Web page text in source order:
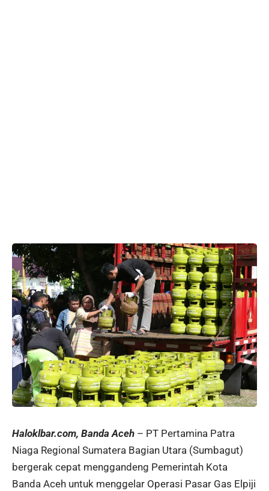
Haloklbar.com, Banda Aceh – PT Pertamina Patra
Niaga Regional Sumatera Bagian Utara (Sumbagut)
bergerak cepat menggandeng Pemerintah Kota
Banda Aceh untuk menggelar Operasi Pasar Gas Elpiji